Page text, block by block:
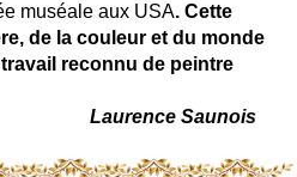
muséale aux USA. Cette
de la couleur et du monde
reconnu de peintre
Laurence Saunois